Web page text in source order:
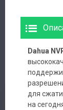
Dahua
для
на